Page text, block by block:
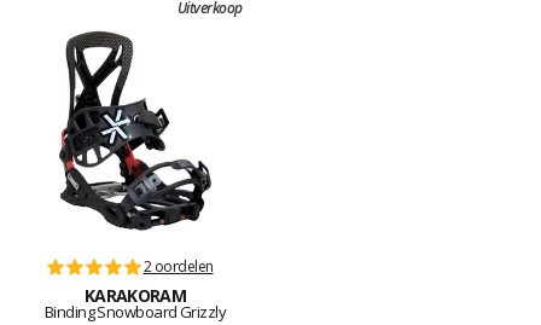
Uitverkoop
2 oordelen
KARAKORAM
Binding Snowboard Grizzly